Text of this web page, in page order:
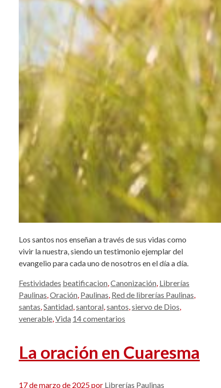
Los santos nos enseñan a través de sus vidas como
vivir la nuestra, siendo un testimonio ejemplar del
evangelio para cada uno de nosotros en el día a día.
Categorías
Festividades Etiquetas
beatificacion Canonización Librerías
Paulinas Oración Paulinas Red de librerías Paulinas
santas Santidad santoral santos siervo de Dios
venerable Vida 14 comentarios
La oración en Cuaresma
17 de marzo de 2025por Librerías Paulinas